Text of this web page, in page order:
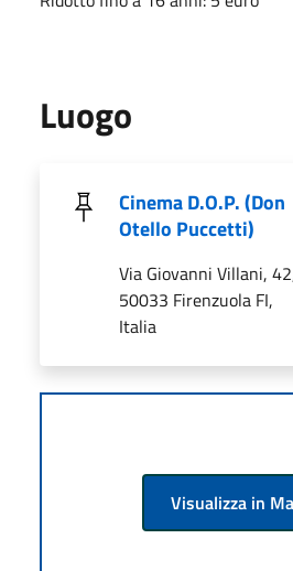
Luogo
Cinema D.O.P. (Don
Otello Puccetti)
Via Giovanni Villani,
50033 Firenzuola FI,
Italia
Visualizza in